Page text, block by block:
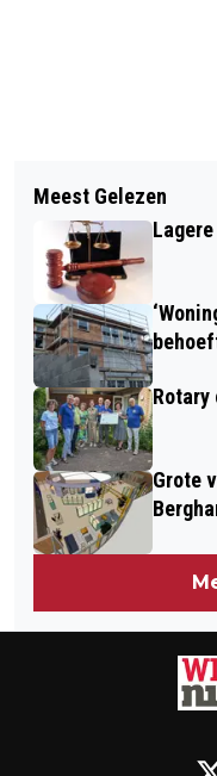
INGEZONDEN |
ONDERNEMERS
TRIVOS-
HUIZEN
Meest Gelezen
Rotary
Grote